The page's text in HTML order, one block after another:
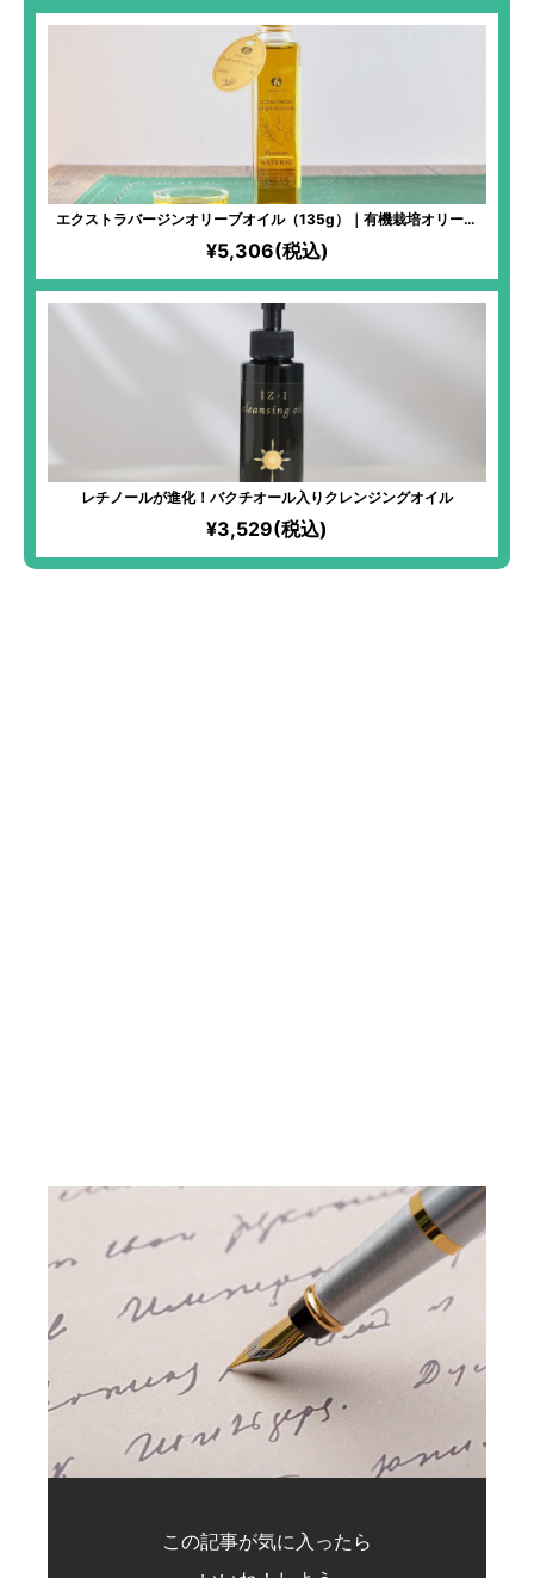
エクストラバージンオリーブオイル（135g）｜有機栽培オリーブ
100%｜冷凍搾油で鮮度バツグン！生食にピッタリな甘い味わいのア
ルベキーナ種使用！エグみなしですーっと飲める「オリーブのジュ
ース」！
¥5,306(税込)
レチノールが進化！バクチオール入りクレンジングオイル
¥3,529(税込)
この記事が気に入ったら